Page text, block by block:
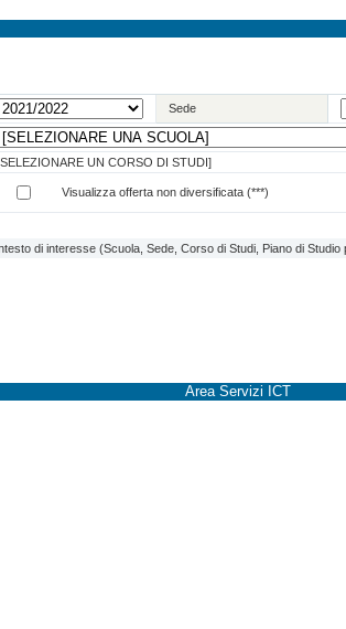
Sede
UN CORSO DI STUDI]
Visualizza offerta non diversificata (***)
di interesse (Scuola, Sede, Corso di Studi, Piano di
Area Servizi ICT